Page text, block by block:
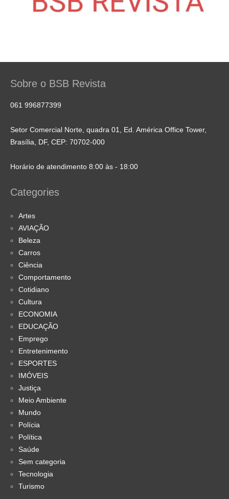
Sobre o BSB Revista
061 996877399
Setor Comercial Norte, quadra 01, Ed. América Office Tower,
Brasília, DF, CEP: 70702-000
Horário de atendimento 8:00 às - 18:00
Categories
Artes
AVIAÇÃO
Beleza
Carros
Ciência
Comportamento
Cotidiano
Cultura
ECONOMIA
EDUCAÇÃO
Emprego
Entretenimento
ESPORTES
IMÓVEIS
Justiça
Meio Ambiente
Mundo
Polícia
Política
Saúde
Sem categoria
Tecnologia
Turismo